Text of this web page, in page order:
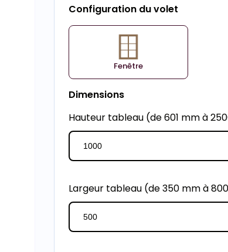
Configuration du volet
Fenêtre
Dimensions
Hauteur tableau (de 601 mm à
Largeur tableau (de 350 mm à